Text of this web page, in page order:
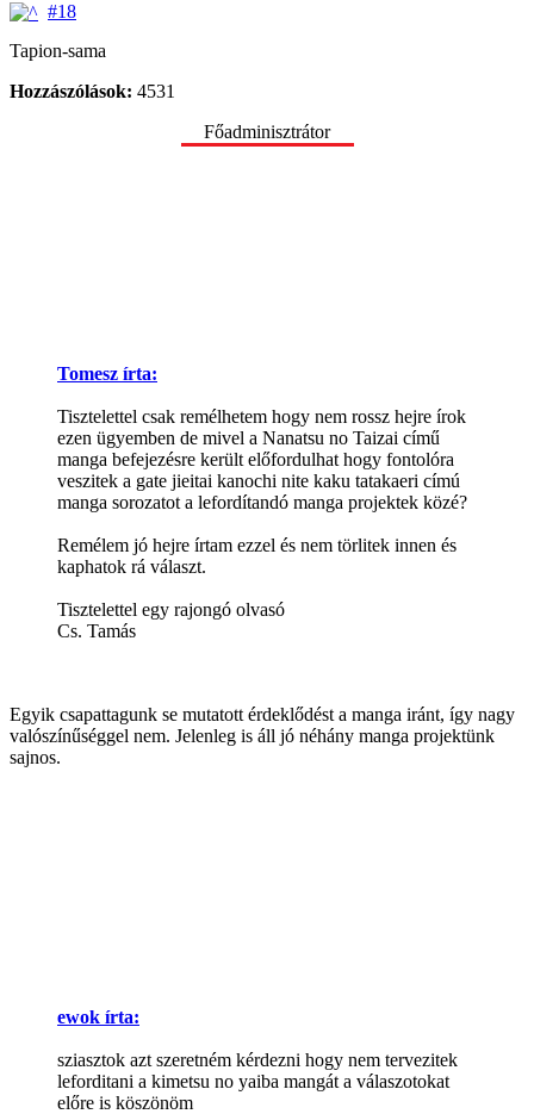
#18
Tapion-sama
Hozzászólások: 4531
Főadminisztrátor
Tomesz írta:
Tisztelettel csak remélhetem hogy nem rossz hejre írok
ezen ügyemben de mivel a Nanatsu no Taizai című
manga befejezésre került előfordulhat hogy fontolóra
veszitek a gate jieitai kanochi nite kaku tatakaeri címú
manga sorozatot a lefordítandó manga projektek közé?
Remélem jó hejre írtam ezzel és nem törlitek innen és
kaphatok rá választ.
Tisztelettel egy rajongó olvasó
Cs. Tamás
Egyik csapattagunk se mutatott érdeklődést a manga iránt, így nagy
valószínűséggel nem. Jelenleg is áll jó néhány manga projektünk
sajnos.
ewok írta:
sziasztok azt szeretném kérdezni hogy nem tervezitek
leforditani a kimetsu no yaiba mangát a válaszotokat
előre is köszönöm